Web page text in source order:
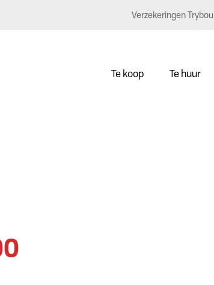
Verzekeringen Trybou
Te koop Te huur